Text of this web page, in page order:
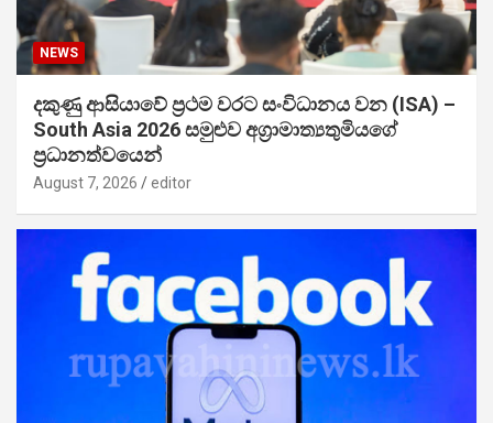
NEWS
දකුණු ආසියාවේ ප්‍රථම වරට සංවිධානය වන (ISA) –
South Asia 2026 සමුළුව අග්‍රාමාත්‍යතුමියගේ
ප්‍රධානත්වයෙන්
August 7, 2026 editor